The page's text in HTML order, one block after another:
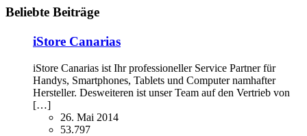
Beliebte Beiträge
iStore Canarias
iStore Canarias ist Ihr professioneller Service Partner für
Handys, Smartphones, Tablets und Computer namhafter
Hersteller. Desweiteren ist unser Team auf den Vertrieb von
[…]
26. Mai 2014
53.797